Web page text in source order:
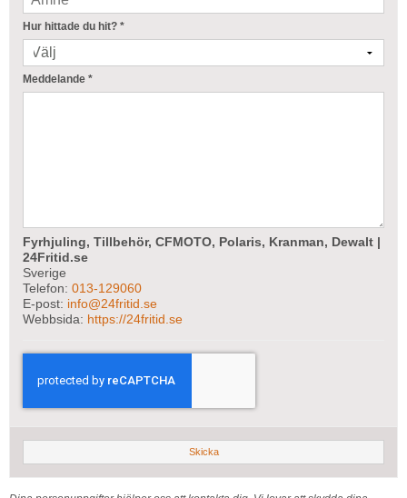
Hur hittade du hit? *
Meddelande *
Fyrhjuling, Tillbehör, CFMOTO, Polaris, Kranman, Dewalt |
24Fritid.se
Sverige
Telefon: 013-129060
E-post: info@24fritid.se
Webbsida: https://24fritid.se
Skicka